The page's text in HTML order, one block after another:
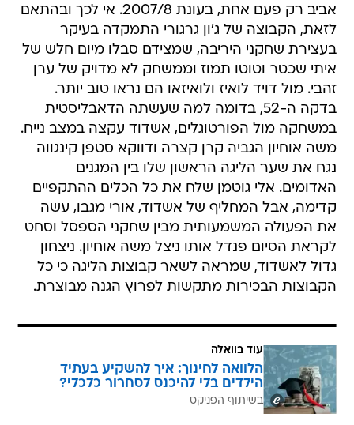
אביב רק פעם אחת, בעונת 2007/8. אי לכך ובהתאם
לזאת, הקבוצה של ג'ון גרגורי התמקדה בעיקר
בעצירת שחקני היריבה, שמצידם סבלו מיום חלש של
איתי שכטר וטוטו תמוז וממשחק לא מדויק של ערן
זהבי. מול דויד לואיז ולואיזאו הם נראו טוב יותר.
בדקה ה-52, בדומה למה שעשתה הדאבליסטית
במשחקה מול הפורטוגלים, אשדוד עקצה במצב נייח.
משה אוחיון הגביה קרן קצרה ודווקא סטפן קינגווה
נגח את שער הליגה הראשון שלו בין המגנים
האדומים. אלי גוטמן שלח את כל הכלים ההתקפיים
קדימה, אבל המחליף של אשדוד, אורי מגבו, עשה
את הפעולה המשמעותית מבין שחקני הספסל וסחט
לקראת הסיום פנדל אותו ניצל משה אוחיון. ניצחון
גדול לאשדוד, שמראה לשאר קבוצות הליגה כי כל
הקבוצות הבכירות מתקשות לפרוץ הגנה מבוצרת.
עוד בוואלה
הלוואה לחינוך: איך להשקיע בעתיד
הילדים בלי להיכנס לסחרור כלכלי?
בשיתוף הפניקס